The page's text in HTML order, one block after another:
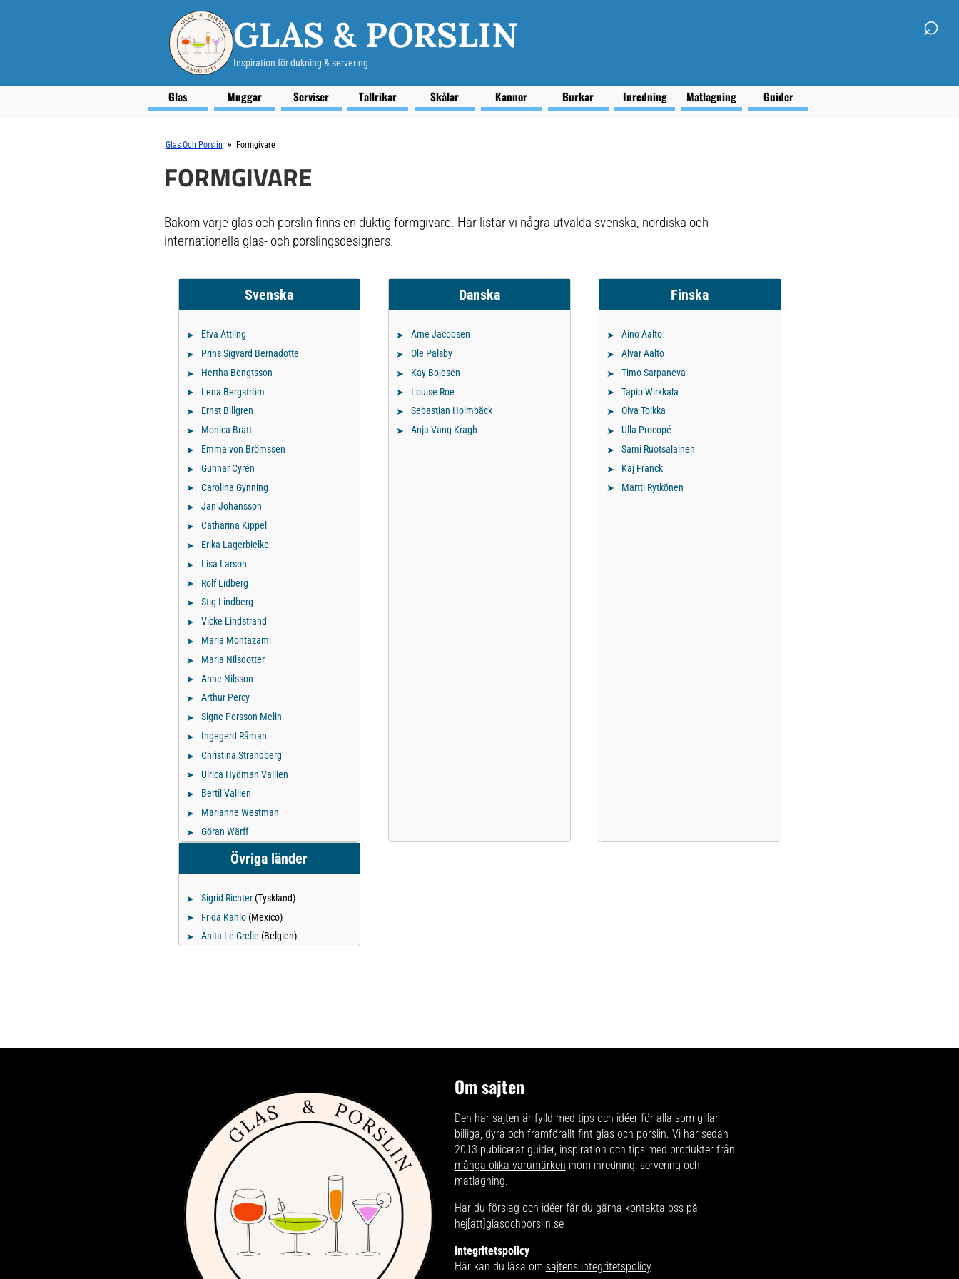
GLAS & PORSLIN
Inspiration för dukning & servering
⌕
Glas Muggar Serviser Tallrikar Skålar Kannor Burkar Inredning Matlagning Guider
Glas Och Porslin » Formgivare
FORMGIVARE
Bakom varje glas och porslin finns en duktig formgivare. Här listar vi några utvalda svenska, nordiska och
internationella glas- och porslingsdesigners.
Svenska
Efva Attling
Prins Sigvard Bernadotte
Hertha Bengtsson
Lena Bergström
Ernst Billgren
Monica Bratt
Emma von Brömssen
Gunnar Cyrén
Carolina Gynning
Jan Johansson
Catharina Kippel
Erika Lagerbielke
Lisa Larson
Rolf Lidberg
Stig Lindberg
Vicke Lindstrand
Maria Montazami
Maria Nilsdotter
Anne Nilsson
Arthur Percy
Signe Persson Melin
Ingegerd Råman
Christina Strandberg
Ulrica Hydman Vallien
Bertil Vallien
Marianne Westman
Göran Wärff
Danska
Arne Jacobsen
Ole Palsby
Kay Bojesen
Louise Roe
Sebastian Holmbäck
Anja Vang Kragh
Finska
Aino Aalto
Alvar Aalto
Timo Sarpaneva
Tapio Wirkkala
Oiva Toikka
Ulla Procopé
Sami Ruotsalainen
Kaj Franck
Martti Rytkönen
Övriga länder
Sigrid Richter(Tyskland)
Frida Kahlo(Mexico)
Anita Le Grelle (Belgien)
Om sajten
Den här sajten är fylld med tips och idéer för alla som gillar
billiga, dyra och framförallt fint glas och porslin. Vi har sedan
2013 publicerat guider, inspiration och tips med produkter från
många olika varumärken inom inredning, servering och
matlagning.
Har du förslag och idéer får du gärna kontakta oss på
hej[ätt]glasochporslin.se
Integritetspolicy
Här kan du läsa om sajtens integritetspolicy.